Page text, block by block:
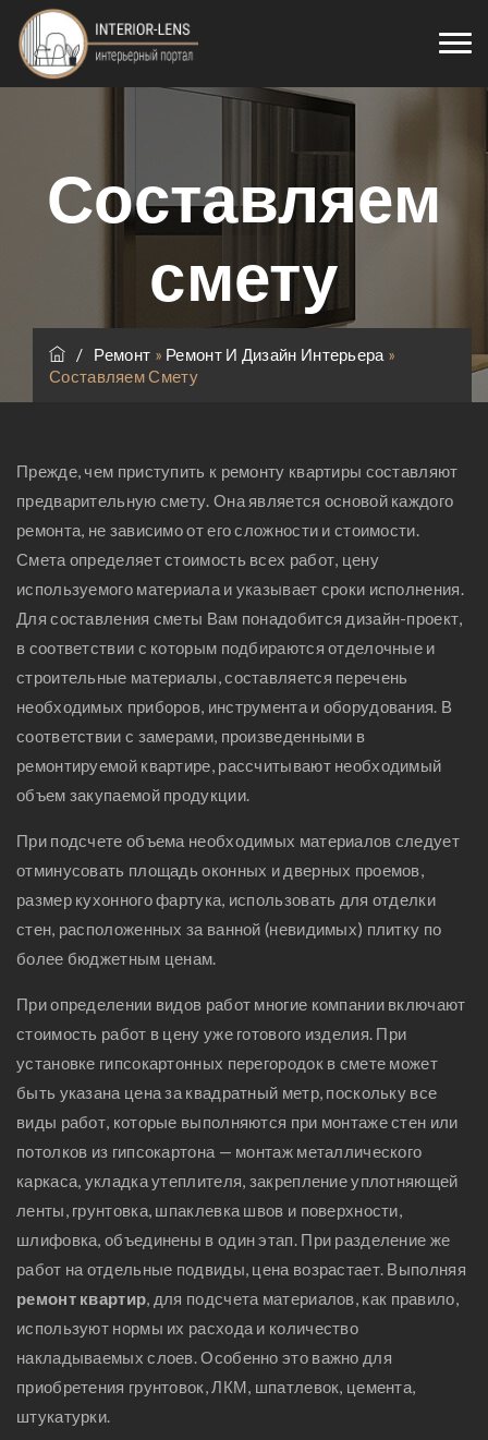
Составляем
смету
/ Ремонт » Ремонт И Дизайн Интерьера »
Составляем Смету
Прежде, чем приступить к ремонту квартиры составляют
предварительную смету. Она является основой каждого
ремонта, не зависимо от его сложности и стоимости.
Смета определяет стоимость всех работ, цену
используемого материала и указывает сроки исполнения.
Для составления сметы Вам понадобится дизайн-проект,
в соответствии с которым подбираются отделочные и
строительные материалы, составляется перечень
необходимых приборов, инструмента и оборудования. В
соответствии с замерами, произведенными в
ремонтируемой квартире, рассчитывают необходимый
объем закупаемой продукции.
При подсчете объема необходимых материалов следует
отминусовать площадь оконных и дверных проемов,
размер кухонного фартука, использовать для отделки
стен, расположенных за ванной (невидимых) плитку по
более бюджетным ценам.
При определении видов работ многие компании включают
стоимость работ в цену уже готового изделия. При
установке гипсокартонных перегородок в смете может
быть указана цена за квадратный метр, поскольку все
виды работ, которые выполняются при монтаже стен или
потолков из гипсокартона — монтаж металлического
каркаса, укладка утеплителя, закрепление уплотняющей
ленты, грунтовка, шпаклевка швов и поверхности,
шлифовка, объединены в один этап. При разделение же
работ на отдельные подвиды, цена возрастает. Выполняя
ремонт квартир, для подсчета материалов, как правило,
используют нормы их расхода и количество
накладываемых слоев. Особенно это важно для
приобретения грунтовок, ЛКМ, шпатлевок, цемента,
штукатурки.